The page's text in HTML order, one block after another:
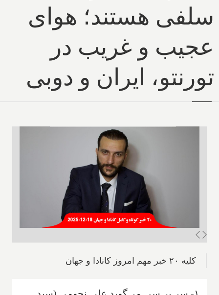
سلفی هستند؛ هوای
عجیب و غریب در
تورنتو، ایران و دوبی
کلیه ۲۰ خبر مهم امروز کانادا و جهان